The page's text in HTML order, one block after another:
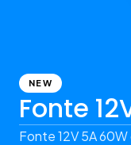
NEW
Fonte
Fonte 12V 5A